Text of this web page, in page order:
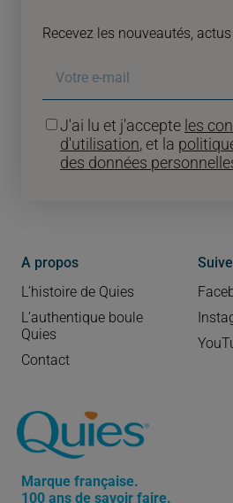
Marque française.
100 ans de savoir faire.
A propos
L’histoire de Quies
L’authentique boule
Quies
Contact
Recevez les nouveautés,
J'ai lu et j'accepte les
d'utilisation, et la
des données